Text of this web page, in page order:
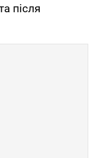
після